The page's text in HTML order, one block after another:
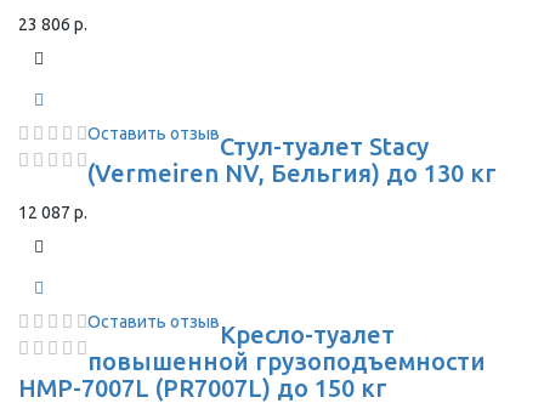
23 806 р.
Оставить отзывСтул-туалет Stacy
(Vermeiren NV, Бельгия) до 130 кг
12 087 р.
Оставить отзывКресло-туалет
повышенной грузоподъемности
HMP-7007L (PR7007L) до 150 кг